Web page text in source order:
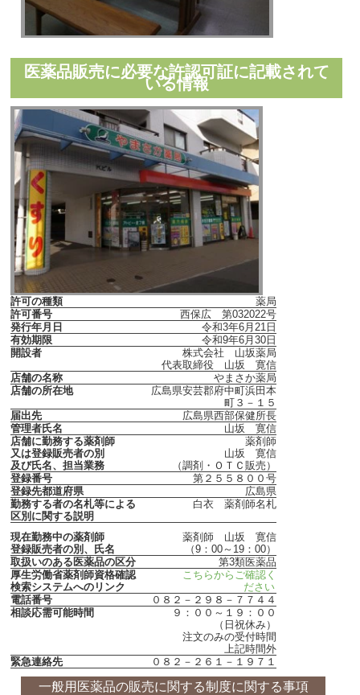
医薬品販売に必要な許認可証に記載されて
いる情報
許可の種類
薬局
許可番号
西保広 第032022号
発行年月日
令和3年6月21日
有効期限
令和9年6月30日
開設者
株式会社 山坂薬局
代表取締役 山坂 寛信
店舗の名称
やまさか薬局
店舗の所在地
広島県安芸郡府中町浜田本
町３－１５
届出先
広島県西部保健所長
管理者氏名
山坂 寛信
店舗に勤務する薬剤師
又は登録販売者の別
及び氏名、担当業務
薬剤師
山坂 寛信
（調剤・ＯＴＣ販売）
登録番号
第２５５８００号
登録先都道府県
広島県
勤務する者の名札等による
区別に関する説明
白衣 薬剤師名札
現在勤務中の薬剤師
登録販売者の別、氏名
薬剤師 山坂 寛信
（9：00～19：00）
取扱いのある医薬品の区分
第3類医薬品
厚生労働省薬剤師資格確認
検索システムへのリンク
こちらからご確認く
ださい
電話番号
０８２－２９８－７７４４
相談応需可能時間
９：００～１９：００
（日祝休み）
注文のみの受付時間
上記時間外
緊急連絡先
０８２－２６１－１９７１
一般用医薬品の販売に関する制度に関する事項